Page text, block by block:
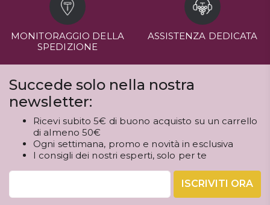
MONITORAGGIO DELLA
SPEDIZIONE
ASSISTENZA DEDICATA
Succede solo nella nostra
newsletter:
Ricevi subito 5€ di buono acquisto su un carrello
di almeno 50€
Ogni settimana, promo e novità in esclusiva
I consigli dei nostri esperti, solo per te
ISCRIVITI ORA